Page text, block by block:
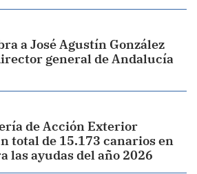
a José Agustín González
general de Andalucía
de Acción Exterior
total de 15.173 canarios en
las ayudas del año 2026